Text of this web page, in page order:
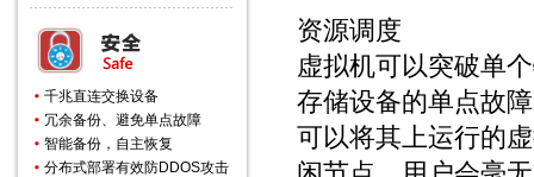
千兆直连交换设备
冗余备份、避免单点故障
智能备份，自主恢复
分布式部署有效防DDOS攻击
资源调度
虚拟机可以突破单
存储设备的单点故
可以将其上运行的